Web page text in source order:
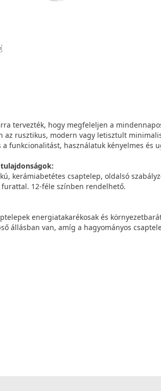
tervezték, hogy megfeleljen a
az rusztikus, modern vagy letisztult
a funkcionalitást, használatuk kényelmes és
kerámiabetétes csaptelep, oldalsó
12-féle színben rendelhető.
energiatakarékosak és
állásban van, amíg a hagyományos